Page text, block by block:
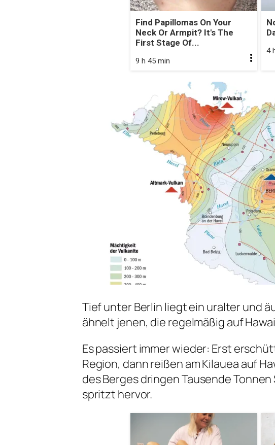
Find Papillomas On Your
Neck Or Armpit? It's The
First Stage Of...
9 h 45 min
4
Tief unter Berlin liegt ein uralter und
ähnelt jenen, die regelmäßig auf
Es passiert immer wieder: Erst
Region, dann reißen am Kilauea auf
des Berges dringen Tausende
spritzt hervor.